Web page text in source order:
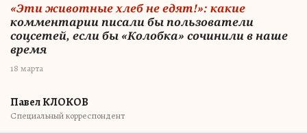
«Эти животные хлеб не едят!»: какие
комментарии писали бы пользователи
соцсетей, если бы «Колобка» сочинили в наше
время
18 марта
Павел КЛОКОВ
Специальный корреспондент